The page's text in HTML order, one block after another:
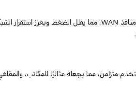
WAN، مما يقلل الضغط ويعزز استقرار
متزامن، مما يجعله مثاليًا للمكاتب،